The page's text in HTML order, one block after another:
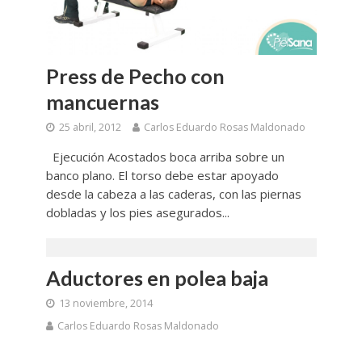
Press de Pecho con
mancuernas
25 abril, 2012 Carlos Eduardo Rosas Maldonado
Ejecución Acostados boca arriba sobre un
banco plano. El torso debe estar apoyado
desde la cabeza a las caderas, con las piernas
dobladas y los pies asegurados...
Aductores en polea baja
13 noviembre, 2014
Carlos Eduardo Rosas Maldonado